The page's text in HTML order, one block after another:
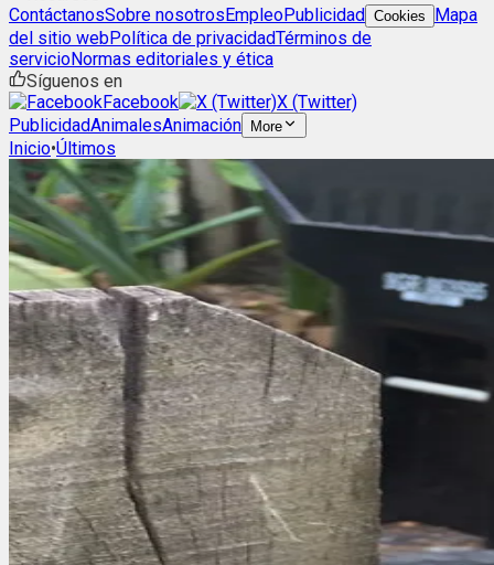
ContáctanosSobre nosotrosEmpleoPublicidad Cookies
Mapa
del sitio webPolítica de privacidadTérminos de
servicioNormas editoriales y ética
Síguenos en
Facebook
X (Twitter)
PublicidadAnimalesAnimación More
Inicio•Últimos